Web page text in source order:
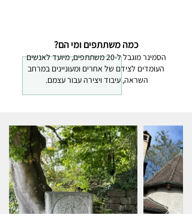
כמה משתתפים ומי הם?
הסמינר מוגבל ל-20 משתתפים, מיועד לאנשים
העומדים לצידם של אחרים ומעוניינים במרחב
השראה, עיבוד ויצירה עבור עצמם.